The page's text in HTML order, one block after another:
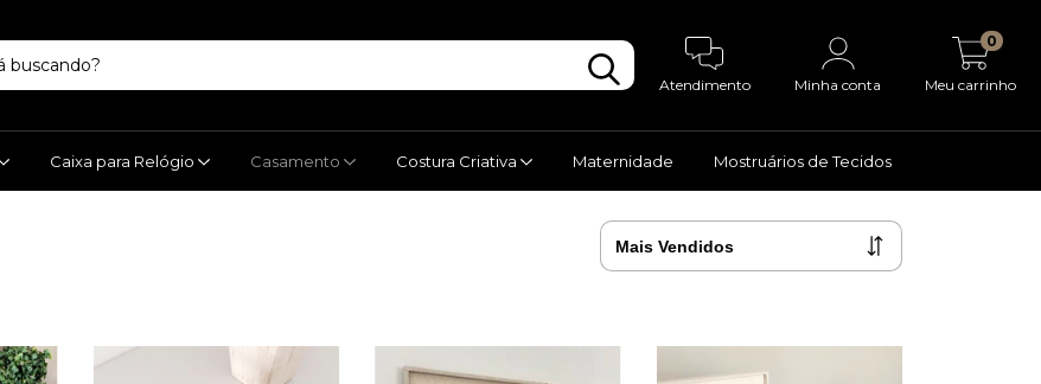
Atendimento Minha conta Meu carrinho
0
Caixa para Relógio Casamento Costura Criativa Maternidade Mostruários de Tecidos